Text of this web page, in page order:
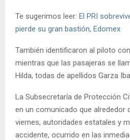
Te sugerimos leer: El PRI
pierde su gran bastión, Edomex
También identificaron al piloto
mientras que las pasajeras se
Hilda, todas de apellidos Garza
La Subsecretaría de Protección
en un comunicado que alrededor
viernes, autoridades estatales y
accidente, ocurrido en las